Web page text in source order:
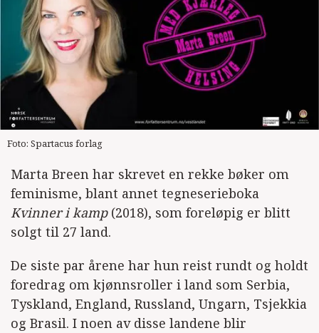
Foto: Spartacus forlag
Marta Breen har skrevet en rekke bøker om
feminisme, blant annet tegneserieboka
Kvinner i kamp(2018), som foreløpig er blitt
solgt til 27 land.
De siste par årene har hun reist rundt og holdt
foredrag om kjønnsroller i land som Serbia,
Tyskland, England, Russland, Ungarn, Tsjekkia
og Brasil. I noen av disse landene blir